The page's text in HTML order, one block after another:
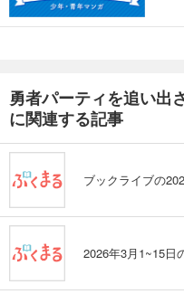
に関連する記事
ブックライブの
2026年3月1~15日